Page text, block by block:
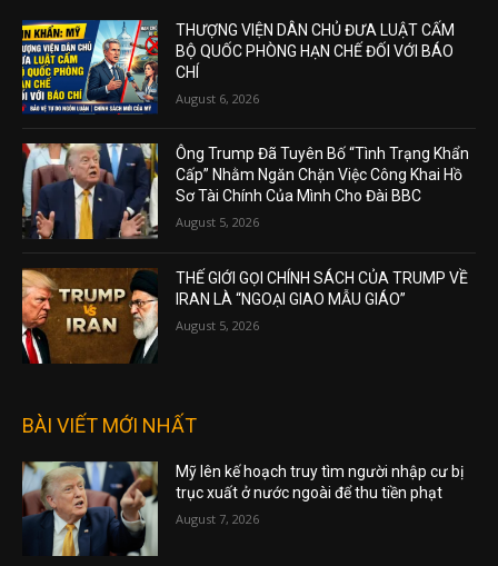
THƯỢNG VIỆN DÂN CHỦ ĐƯA LUẬT CẤM
BỘ QUỐC PHÒNG HẠN CHẾ ĐỐI VỚI BÁO
CHÍ
August 6, 2026
Ông Trump Đã Tuyên Bố “Tình Trạng Khẩn
Cấp” Nhằm Ngăn Chặn Việc Công Khai Hồ
Sơ Tài Chính Của Mình Cho Đài BBC
August 5, 2026
THẾ GIỚI GỌI CHÍNH SÁCH CỦA TRUMP VỀ
IRAN LÀ “NGOẠI GIAO MẪU GIÁO”
August 5, 2026
BÀI VIẾT MỚI NHẤT
Mỹ lên kế hoạch truy tìm người nhập cư bị
trục xuất ở nước ngoài để thu tiền phạt
August 7, 2026